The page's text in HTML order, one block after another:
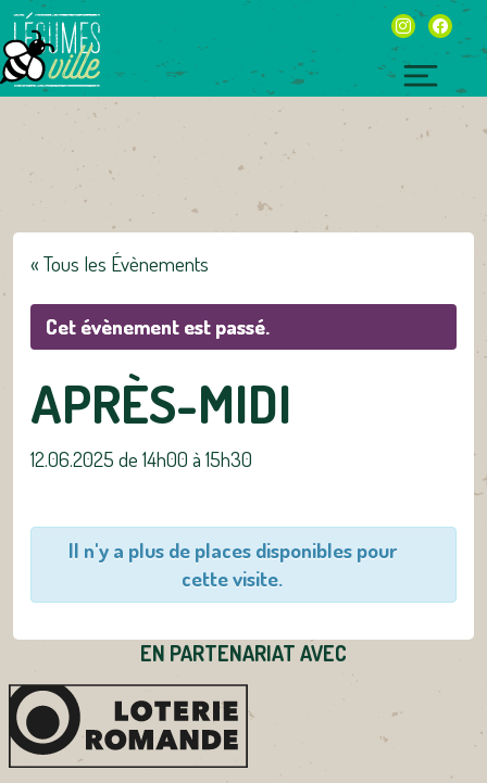
Skip
to
content
instagram
« Tous les Évènements
Cet évènement est passé.
APRÈS-MIDI
12.06.2025 de 14h00 à 15h30
Il n'y a plus de places disponibles pour
cette visite.
EN PARTENARIAT AVEC